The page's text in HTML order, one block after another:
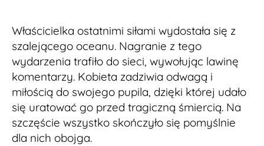
Właścicielka ostatnimi siłami wydostała się z
szalejącego oceanu. Nagranie z tego
wydarzenia trafiło do sieci, wywołując lawinę
komentarzy. Kobieta zadziwia odwagą i
miłością do swojego pupila, dzięki której udało
się uratować go przed tragiczną śmiercią. Na
szczęście wszystko skończyło się pomyślnie
dla nich obojga.